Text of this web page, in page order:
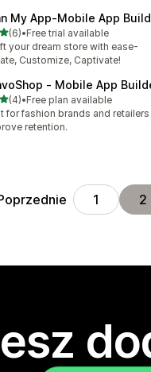
My App‑Mobile App
5 gwiazdek
(6)liczba recenzji: 6
•Free trial available
your dream store with ease-
Customize, Captivate!
‑ Mobile App
5 gwiazdek
(4)liczba recenzji: 4
•Free plan available
for fashion brands and retailers
retention.
1 2